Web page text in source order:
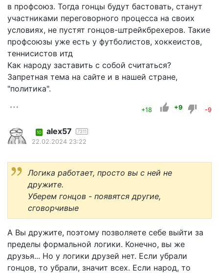
в профсоюз. Тогда гонцы будут бастовать, станут
участниками переговорного процесса на своих
условиях, не пустят гонцов-штрейкбрехеров. Такие
профсоюзы уже есть у футболистов, хоккеистов,
теннисистов итд
Как народу заставить с собой считаться?
Запретная тема на сайте и в нашей стране,
"политика".
+18 +9 -9
10 alex57 7311
22.02.2024 23:22
Логика работает, просто вы с ней не
дружите.
Уберем гонцов - появятся другие,
сговорчивые
А Вы дружите, поэтому позволяете себе выйти за
пределы формальной логики. Конечно, вы же
друзья... Но у логики друзей нет. Если убрали
гонцов, то убрали, значит всех. Если народ, то